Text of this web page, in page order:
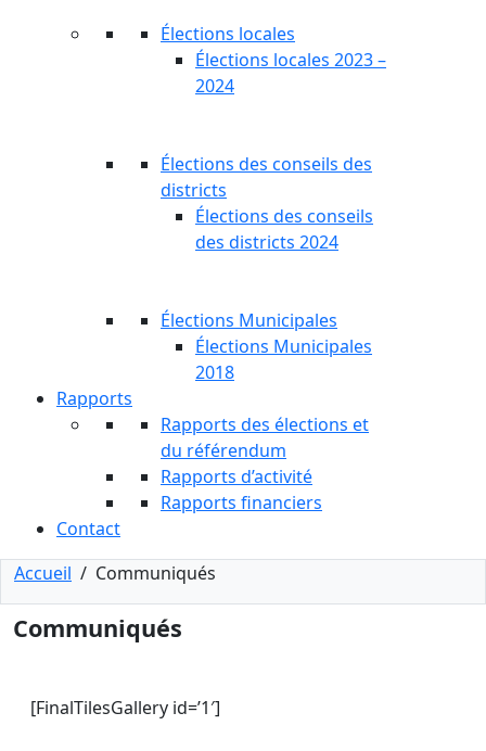
Élections locales
Élections locales 2023 –
2024
Élections des conseils des
districts
Élections des conseils
des districts 2024
Élections Municipales
Élections Municipales
2018
Rapports
Rapports des élections et
du référendum
Rapports d’activité
Rapports financiers
Contact
Accueil / Communiqués
Communiqués
[FinalTilesGallery id=’1′]